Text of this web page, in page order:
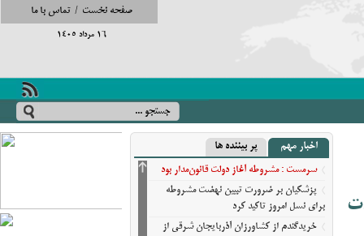
صفحه نخست / تماس با ما
16 مرداد 1405
اخبار مهم پر بیننده ها
سرمست : مشروطه آغاز دولت قانون‌مدار بود
پزشکیان بر ضرورت تبیین نهضت مشروطه
برای نسل امروز تاکید کرد
خریدگندم از کشاورزان آذربایجان شرقی از